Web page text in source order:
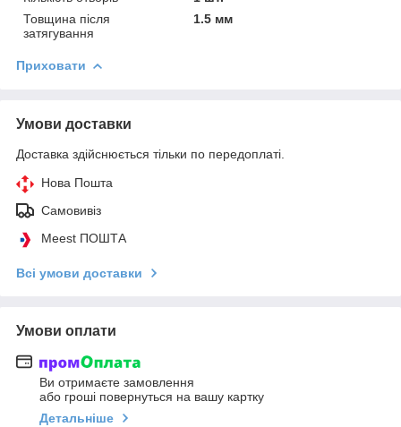
Товщина після
затягування
1.5 мм
Приховати
Умови доставки
Доставка здійснюється тільки по передоплаті.
Нова Пошта
Самовивіз
Meest ПОШТА
Всі умови доставки
Умови оплати
Ви отримаєте замовлення
або гроші повернуться на вашу картку
Детальніше